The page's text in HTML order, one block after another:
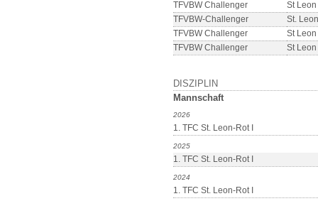
TFVBW Challenger
St Leon
TFVBW-Challenger
St.
TFVBW Challenger
St Leon
TFVBW Challenger
St Leon
DISZIPLIN
Mannschaft
2026
1. TFC St. Leon-Rot I
2025
1. TFC St. Leon-Rot I
2024
1. TFC St. Leon-Rot I